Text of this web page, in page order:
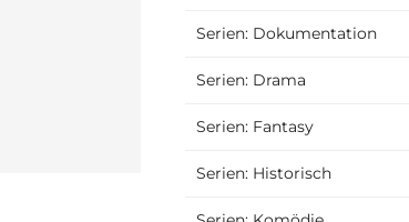
Serien: Dokumentation
Serien: Drama
Serien: Fantasy
Serien: Historisch